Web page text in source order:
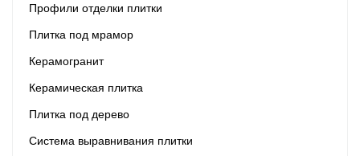
Профили отделки плитки
Плитка под мрамор
Керамогранит
Керамическая плитка
Плитка под дерево
Система выравнивания плитки